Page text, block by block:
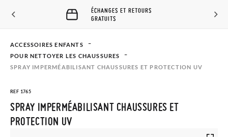
ÉCHANGES ET RETOURS
GRATUITS
ACCESSOIRES ENFANTS
POUR NETTOYER LES CHAUSSURES
SPRAY IMPERMÉABILISANT CHAUSSURES ET PROTECTION UV
REF 1765
SPRAY IMPERMÉABILISANT CHAUSSURES ET
PROTECTION UV